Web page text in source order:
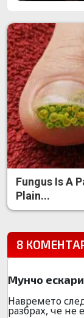
Fungus Is A
Plain...
8
Мунчо
Навремето
разбрах, че не